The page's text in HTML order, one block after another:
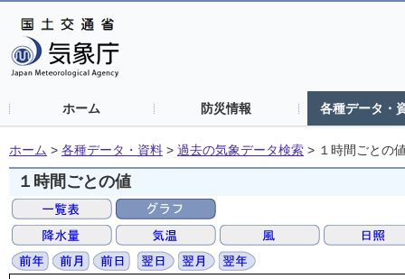
ホーム 防災情報 各種データ・
ホーム > 各種データ・資料 > 過去の気象データ検索 > １時間ごとの
１時間ごとの値